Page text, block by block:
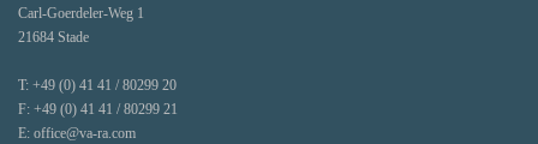
Carl-Goerdeler-Weg 1
21684 Stade
T: +49 (0) 41 41 / 80299 20
F: +49 (0) 41 41 / 80299 21
E: office@va-ra.com